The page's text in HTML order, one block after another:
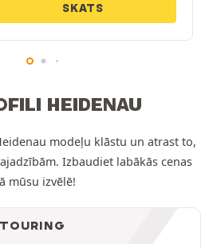
SKATS
HEIDENAU
modeļu klāstu un atrast to,
Izbaudiet labākās cenas
mūsu izvēlē!